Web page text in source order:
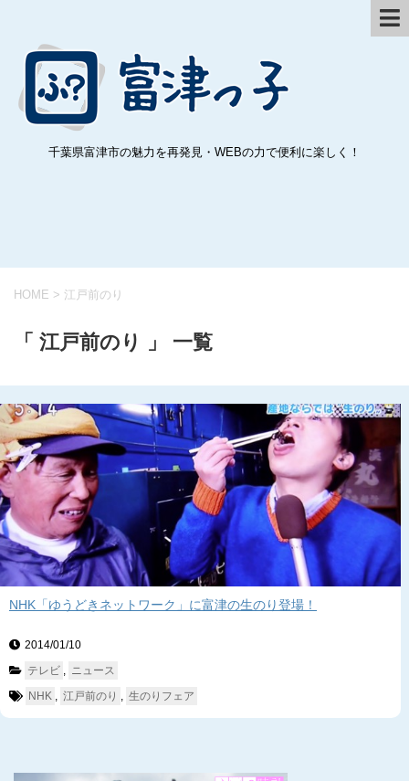
千葉県富津市の魅力を再発見・WEBの力で便利に楽しく！
HOME > 江戸前のり
「 江戸前のり 」 一覧
NHK「ゆうどきネットワーク」に富津の生のり登場！
2014/01/10
テレビ
ニュース
NHK
江戸前のり 生のりフェア